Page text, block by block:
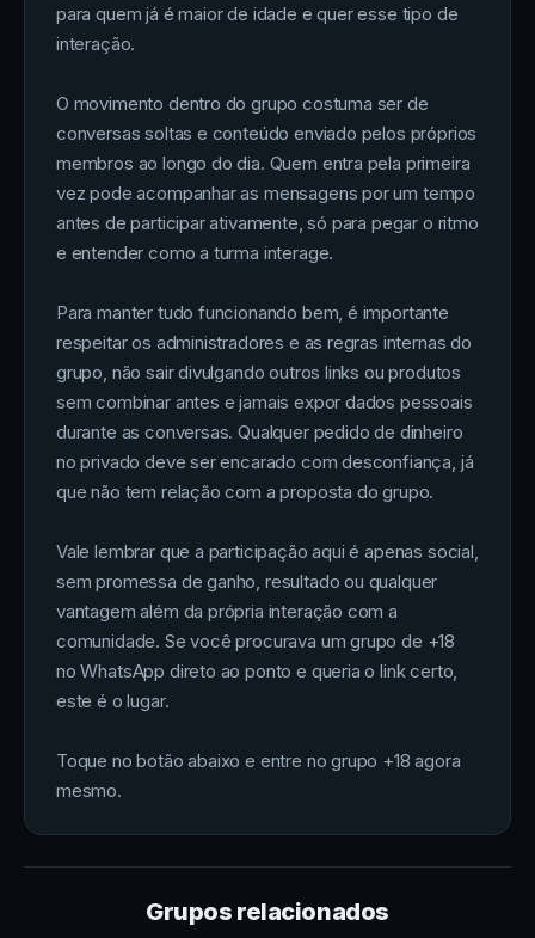
para quem já é maior de idade e quer esse tipo de
interação.
O movimento dentro do grupo costuma ser de
conversas soltas e conteúdo enviado pelos próprios
membros ao longo do dia. Quem entra pela primeira
vez pode acompanhar as mensagens por um tempo
antes de participar ativamente, só para pegar o ritmo
e entender como a turma interage.
Para manter tudo funcionando bem, é importante
respeitar os administradores e as regras internas do
grupo, não sair divulgando outros links ou produtos
sem combinar antes e jamais expor dados pessoais
durante as conversas. Qualquer pedido de dinheiro
no privado deve ser encarado com desconfiança, já
que não tem relação com a proposta do grupo.
Vale lembrar que a participação aqui é apenas social,
sem promessa de ganho, resultado ou qualquer
vantagem além da própria interação com a
comunidade. Se você procurava um grupo de +18
no WhatsApp direto ao ponto e queria o link certo,
este é o lugar.
Toque no botão abaixo e entre no grupo +18 agora
mesmo.
Grupos relacionados